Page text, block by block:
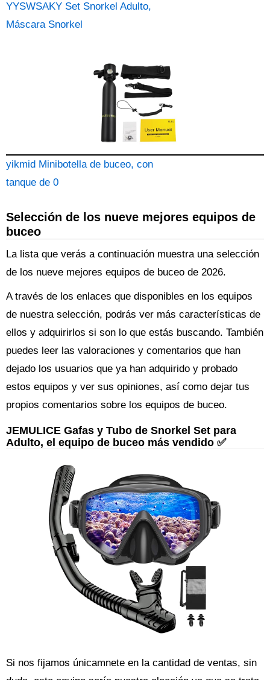
YYSWSAKY Set Snorkel Adulto,
Máscara Snorkel
yikmid Minibotella de buceo, con
tanque de 0
Selección de los nueve mejores equipos de
buceo
La lista que verás a continuación muestra una selección
de los nueve mejores equipos de buceo de 2026.
A través de los enlaces que disponibles en los equipos
de nuestra selección, podrás ver más características de
ellos y adquirirlos si son lo que estás buscando. También
puedes leer las valoraciones y comentarios que han
dejado los usuarios que ya han adquirido y probado
estos equipos y ver sus opiniones, así como dejar tus
propios comentarios sobre los equipos de buceo.
JEMULICE Gafas y Tubo de Snorkel Set para
Adulto, el equipo de buceo más vendido ✅
Si nos fijamos únicamnete en la cantidad de ventas, sin